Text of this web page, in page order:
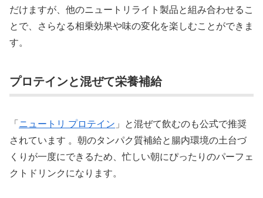
だけますが、他のニュートリライト製品と組み合わせるこ
とで、さらなる相乗効果や味の変化を楽しむことができま
す。
プロテインと混ぜて栄養補給
「ニュートリ プロテイン 」と混ぜて飲むのも公式で推奨
されています 。朝のタンパク質補給と腸内環境の土台づ
くりが一度にできるため、忙しい朝にぴったりのパーフェ
クトドリンクになります。